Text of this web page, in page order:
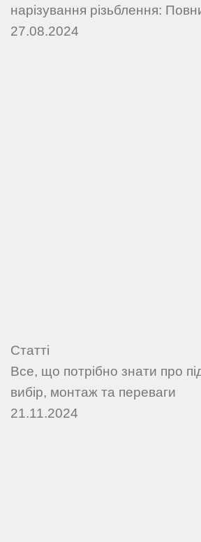
нарізування різьблення:
27.08.2024
Статті
Все, що потрібно знати про
вибір, монтаж та переваги
21.11.2024